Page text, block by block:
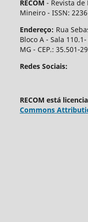
RECOM - Revista
Mineiro - ISSN:
Endereço: Rua
Bloco A - Sala
MG - CEP.: 35.501-
Redes Sociais:
RECOM está
Commons